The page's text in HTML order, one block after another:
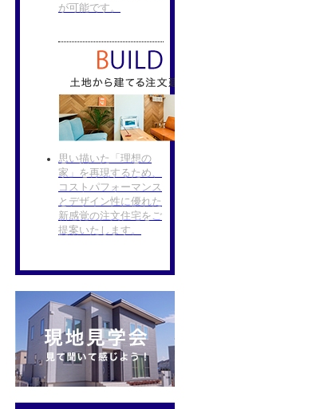
が可能です。
思い描いた「理想の
家」を再現するため、
コストパフォーマンス
とデザイン性に優れた
新感覚の注文住宅をご
提案いたします。